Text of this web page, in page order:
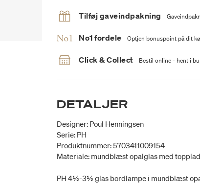
Tilføj gaveindpakning
No1 fordele Optjen bonuspoint på dit
Click & Collect Bestil online - hent i
DETALJER
Designer: Poul Henningsen
Serie: PH
Produktnummer: 5703411009154
Materiale: mundblæst opalglas med
PH 4½-3½ glas bordlampe i mundblæst